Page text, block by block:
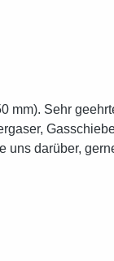
uns darüber,